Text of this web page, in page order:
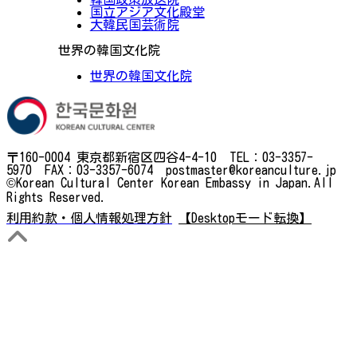
国立アジア文化殿堂
大韓民国芸術院
世界の韓国文化院
世界の韓国文化院
〒160-0004 東京都新宿区四谷4-4-10 TEL：03-3357-
5970 FAX：03-3357-6074 postmaster@koreanculture.jp
©Korean Cultural Center Korean Embassy in Japan.All
Rights Reserved.
利用約款・個人情報処理方針
【Desktopモード転換】